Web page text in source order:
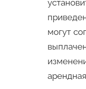
могут